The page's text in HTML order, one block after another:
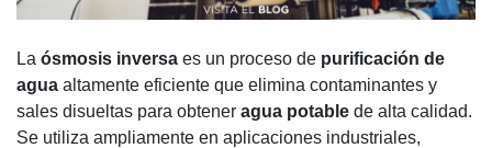
La ósmosis inversa es un proceso de purificación de
agua altamente eficiente que elimina contaminantes y
sales disueltas para obtener agua potable de alta calidad.
Se utiliza ampliamente en aplicaciones industriales,